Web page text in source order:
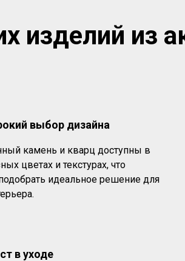
изделий из
выбор дизайна
камень и кварц доступны в
цветах и текстурах, что
идеальное решение для
в уходе